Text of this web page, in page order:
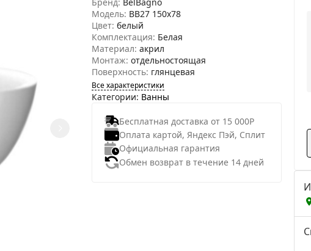
Модель: BB27 150x78
Цвет: белый
Комплектация: Белая
Материал: акрил
Монтаж: отдельностоящая
Поверхность: глянцевая
Все характеристики
Категории: Ванны
Бесплатная доставка от 15 000Р
Оплата картой, Яндекс Пэй, Сплит
Официальная гарантия
Обмен возврат в течение 14 дней